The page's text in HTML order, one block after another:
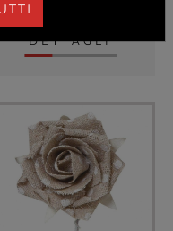
DETTAGLI